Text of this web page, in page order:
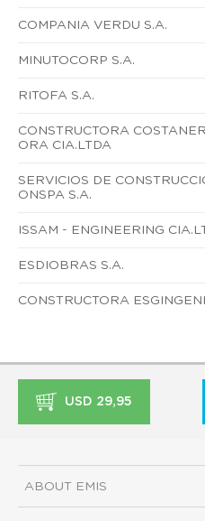
COMPANIA VERDU S.A.
MINUTOCORP S.A.
RITOFA S.A.
CONSTRUCTORA
ORA CIA.LTDA
SERVICIOS DE
ONSPA S.A.
ISSAM - ENGINEERING
ESDIOBRAS S.A.
CONSTRUCTORA
USD 29,95
ABOUT EMIS